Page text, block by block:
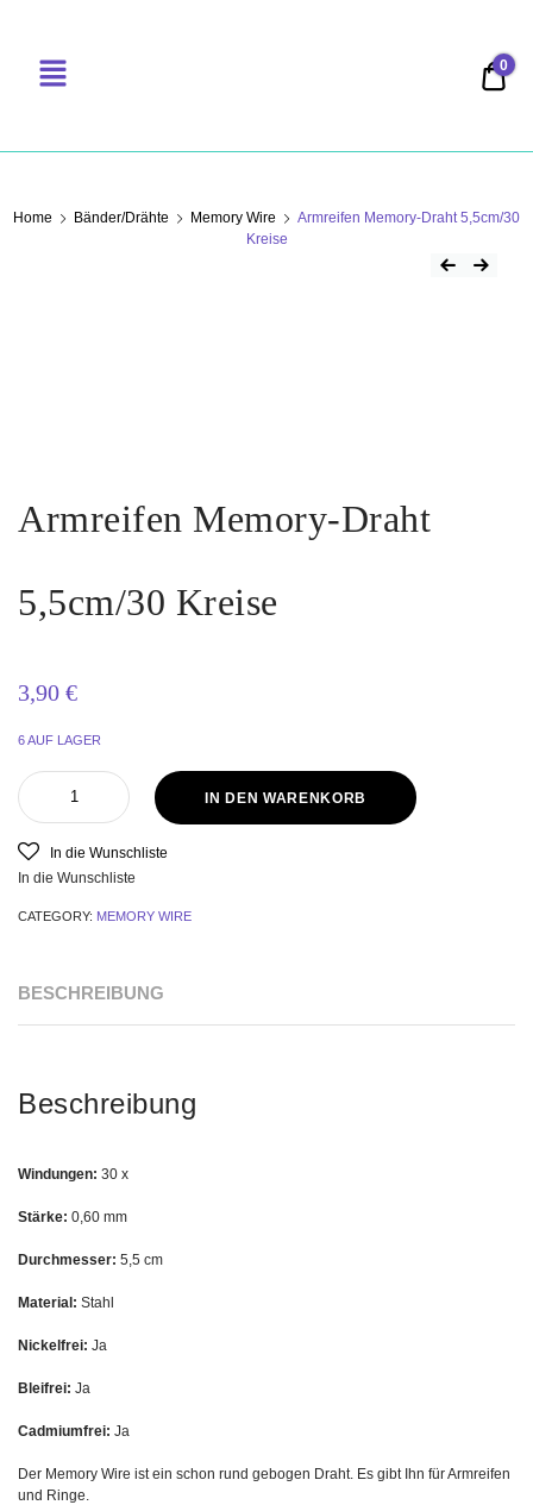
0
Home Bänder/Drähte Memory Wire
Armreifen Memory-Draht 5,5cm/30
Kreise
Armreifen Memory-Draht
5,5cm/30 Kreise
3,90 €
6 AUF LAGER
IN DEN WARENKORB
In die Wunschliste
In die Wunschliste
CATEGORY: MEMORY WIRE
BESCHREIBUNG
Beschreibung
Windungen: 30 x
Stärke: 0,60 mm
Durchmesser: 5,5 cm
Material: Stahl
Nickelfrei: Ja
Bleifrei: Ja
Cadmiumfrei: Ja
Der Memory Wire ist ein schon rund gebogen Draht. Es gibt Ihn für Armreifen
und Ringe.